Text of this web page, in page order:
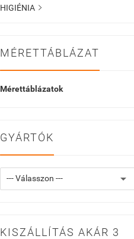
HIGIÉNIA 
MÉRETTÁBLÁZAT
Mérettáblázatok
GYÁRTÓK
KISZÁLLÍTÁS AKÁR 3